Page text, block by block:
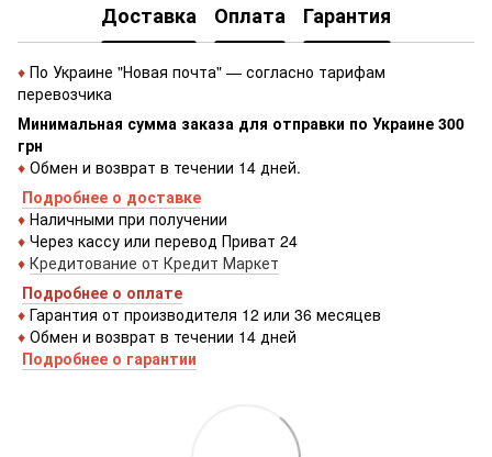
Доставка Оплата Гарантия
♦ По Украине "Новая почта" — согласно тарифам
перевозчика
Минимальная сумма заказа для отправки по Украине 300
грн
♦ Обмен и возврат в течении 14 дней.
Подробнее о доставке
♦ Наличными при получении
♦ Через кассу или перевод Приват 24
♦ Кредитование от Кредит Маркет
Подробнее о оплате
♦ Гарантия от производителя 12 или 36 месяцев
♦ Обмен и возврат в течении 14 дней
Подробнее о гарантии